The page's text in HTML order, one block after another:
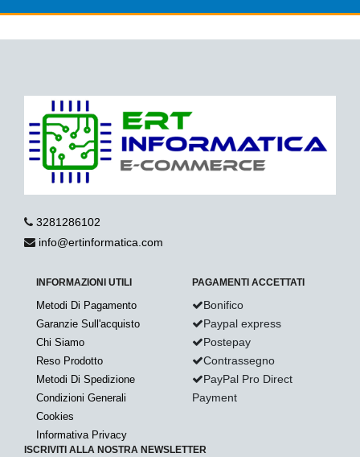
3281286102
info@ertinformatica.com
INFORMAZIONI UTILI
Metodi Di Pagamento
Garanzie Sull'acquisto
Chi Siamo
Reso Prodotto
Metodi Di Spedizione
Condizioni Generali
Cookies
Informativa Privacy
PAGAMENTI ACCETTATI
Bonifico
Paypal express
Postepay
Contrassegno
PayPal Pro Direct
Payment
ISCRIVITI ALLA NOSTRA NEWSLETTER